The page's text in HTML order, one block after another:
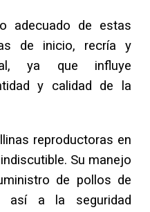
adecuado de estas
de inicio, recría y
ya que influye
y calidad de la
reproductoras en
Su manejo
de pollos de
así a la seguridad